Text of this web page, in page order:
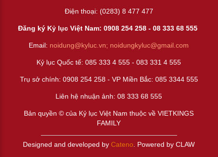
Điện thoại: (0283) 8 477 477
Đăng ký Kỷ lục Việt Nam: 0908 254 258 -08 333 68 555
Email: noidung@kyluc.vn; noidungkyluc@gmail.com
Kỷ lục Quốc tế: 085 333 4 555 - 083 331 4 555
Trụ sở chính: 0908 254 258 - VP Miền Bắc: 085 3344 555
Liên hệ nhuận ảnh:08 333 68 555
Bản quyền © của Kỷ lục Việt Nam thuộc về VIETKINGS
FAMILY
Designed and developed byCateno . Powered by CLAW